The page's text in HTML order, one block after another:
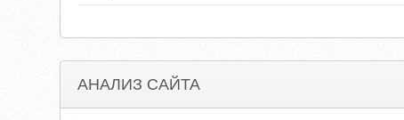
АНАЛИЗ САЙТА